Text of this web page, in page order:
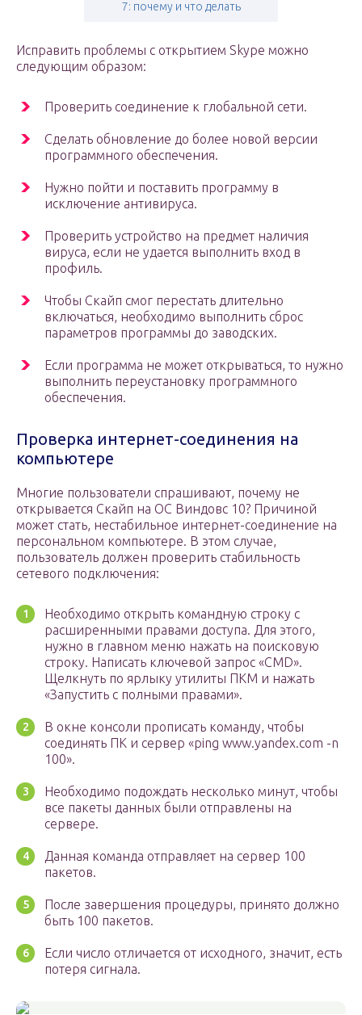
7: почему и что делать
Исправить проблемы с открытием Skype можно
следующим образом:
Проверить соединение к глобальной сети.
Сделать обновление до более новой версии
программного обеспечения.
Нужно пойти и поставить программу в
исключение антивируса.
Проверить устройство на предмет наличия
вируса, если не удается выполнить вход в
профиль.
Чтобы Скайп смог перестать длительно
включаться, необходимо выполнить сброс
параметров программы до заводских.
Если программа не может открываться, то нужно
выполнить переустановку программного
обеспечения.
Проверка интернет-соединения на
компьютере
Многие пользователи спрашивают, почему не
открывается Скайп на ОС Виндовс 10? Причиной
может стать, нестабильное интернет-соединение на
персональном компьютере. В этом случае,
пользователь должен проверить стабильность
сетевого подключения:
Необходимо открыть командную строку с
расширенными правами доступа. Для этого,
нужно в главном меню нажать на поисковую
строку. Написать ключевой запрос «CMD».
Щелкнуть по ярлыку утилиты ПКМ и нажать
«Запустить с полными правами».
В окне консоли прописать команду, чтобы
соединять ПК и сервер «ping www.yandex.com -n
100».
Необходимо подождать несколько минут, чтобы
все пакеты данных были отправлены на
сервере.
Данная команда отправляет на сервер 100
пакетов.
После завершения процедуры, принято должно
быть 100 пакетов.
Если число отличается от исходного, значит, есть
потеря сигнала.